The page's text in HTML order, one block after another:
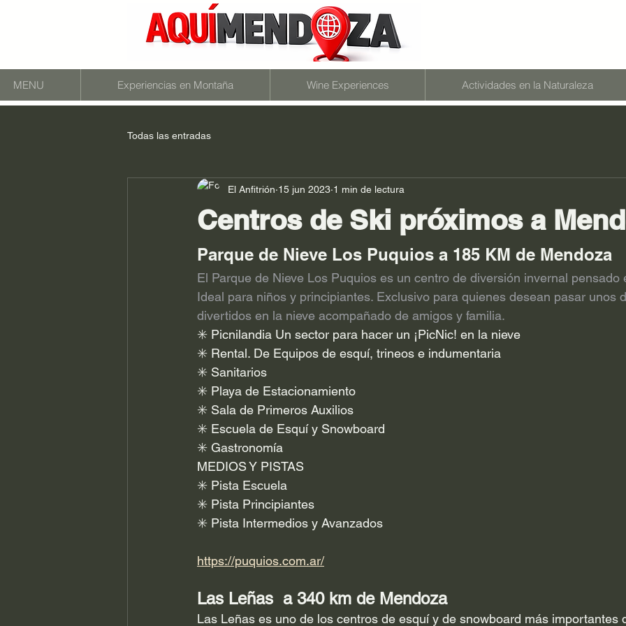
MENU Experiencias en Montaña Wine Experiences Actividades en la Naturaleza
Todas las entradas
Centros de Ski próximos a
El Anfitrión 15 jun 2023 1 min de lectura
Parque de Nieve Los Puquios a 185 KM de Mendoza
El Parque de Nieve Los Puquios es un centro de diversión invernal pensado
Ideal para niños y principiantes. Exclusivo para quienes desean pasar unos
divertidos en la nieve acompañado de amigos y familia.
✳️ Picnilandia Un sector para hacer un ¡PicNic! en la nieve
✳️ Rental. De Equipos de esquí, trineos e indumentaria
✳️ Sanitarios
✳️ Playa de Estacionamiento
✳️ Sala de Primeros Auxilios
✳️ Escuela de Esquí y Snowboard
✳️ Gastronomía
MEDIOS Y PISTAS
✳️ Pista Escuela
✳️ Pista Principiantes
✳️ Pista Intermedios y Avanzados
https://puquios.com.ar/
Las Leñas  a 340 km de Mendoza
Las Leñas es uno de los centros de esquí y de snowboard más importantes